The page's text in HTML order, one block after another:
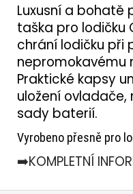
Luxusní a
taška pro lodičku
chrání lodičku při
nepromokavému
Praktické kapsy
uložení
sady baterií.
Vyrobeno přesně pro
➡️KOMPLETNÍ